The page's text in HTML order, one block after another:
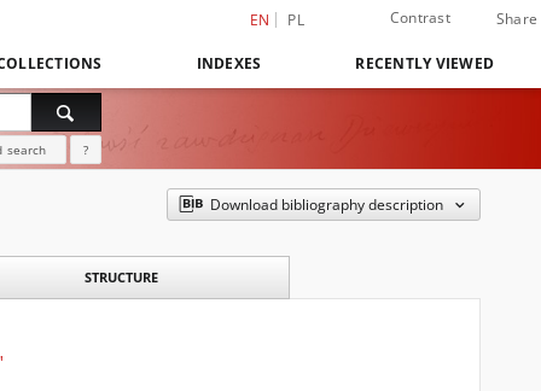
EN PL Contrast Share
INDEXES RECENTLY VIEWED
search ?
Download bibliography description
STRUCTURE